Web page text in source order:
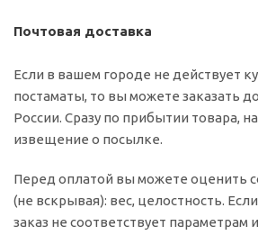
Почтовая доставка
Если в вашем городе не действует
постаматы, то вы можете заказать
России. Сразу по прибытии товара,
извещение о посылке.
Перед оплатой вы можете оценить
(не вскрывая): вес, целостность.
заказ не соответствует параметрам